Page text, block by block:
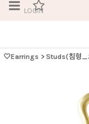
LOGIN
🤍Earrings > Studs(침형